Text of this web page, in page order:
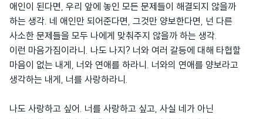
애인이 된다면, 우리 앞에 놓인 모든 문제들이 해결되지 않을까
하는 생각. 네 애인만 되어준다면, 그것만 양보한다면, 넌 다른
사소한 문제들을 모두 나에게 맞춰주지 않을까 하는 생각.
이런 마음가짐이라니. 나도 나지? 너와 여러 갈등에 대해 타협할
마음이 없는 내게, 너와 연애를 하라니. 너와의 연애를 양보라고
생각하는 내게, 너를 사랑하라니.
나도 사랑하고 싶어. 너를 사랑하고 싶고, 사실 네가 아닌